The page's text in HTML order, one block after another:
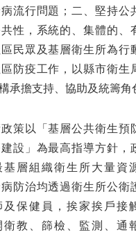
流行問題；二、堅持公
性，系統的、集體的、
民眾及基層衛生所為行
防疫工作，以縣市衛生
承擔支持、協助及統籌角
策以「基層公共衛生預
設」為最高指導方針，
基層組織衛生所大量資
防治均透過衛生所公衛
及保健員，挨家挨戶接
衛教、篩檢、監測、通